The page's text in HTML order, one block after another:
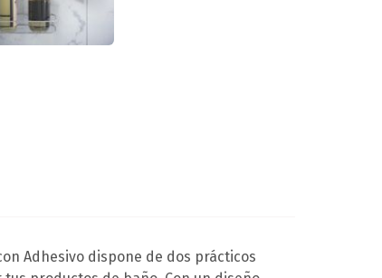
Adhesivo dispone de dos prácticos